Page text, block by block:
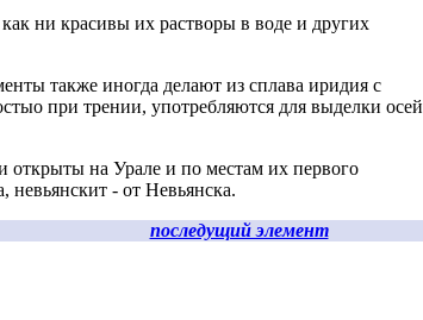
ни красивы их растворы в воде и других
также иногда делают из сплава иридия с
при трении, употребляются для выделки осей
на Урале и по местам их первого
невьянскит - от Невьянска.
последущий элемент